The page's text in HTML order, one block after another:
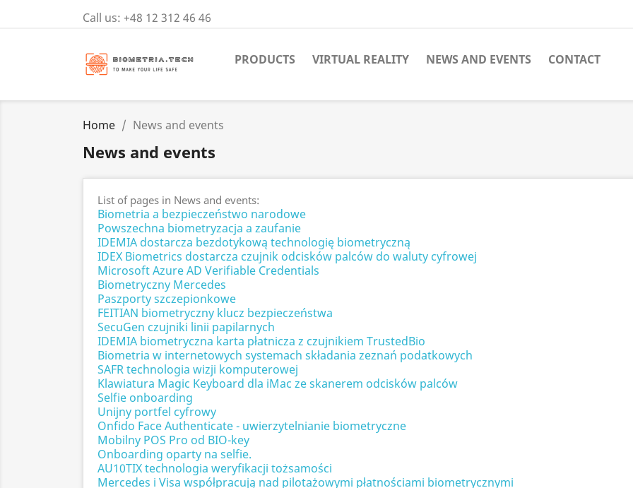
Call us: +48 12 312 46 46
PRODUCTS VIRTUAL REALITY NEWS AND EVENTS CONTACT
Home News and events
News and events
List of pages in News and events:
Biometria a bezpieczeństwo narodowe
Powszechna biometryzacja a zaufanie
IDEMIA dostarcza bezdotykową technologię biometryczną
IDEX Biometrics dostarcza czujnik odcisków palców do waluty cyfrowej
Microsoft Azure AD Verifiable Credentials
Biometryczny Mercedes
Paszporty szczepionkowe
FEITIAN biometryczny klucz bezpieczeństwa
SecuGen czujniki linii papilarnych
IDEMIA biometryczna karta płatnicza z czujnikiem TrustedBio
Biometria w internetowych systemach składania zeznań podatkowych
SAFR technologia wizji komputerowej
Klawiatura Magic Keyboard dla iMac ze skanerem odcisków palców
Selfie onboarding
Unijny portfel cyfrowy
Onfido Face Authenticate - uwierzytelnianie biometryczne
Mobilny POS Pro od BIO-key
Onboarding oparty na selfie.
AU10TIX technologia weryfikacji tożsamości
Mercedes i Visa współpracują nad pilotażowymi płatnościami biometrycznymi